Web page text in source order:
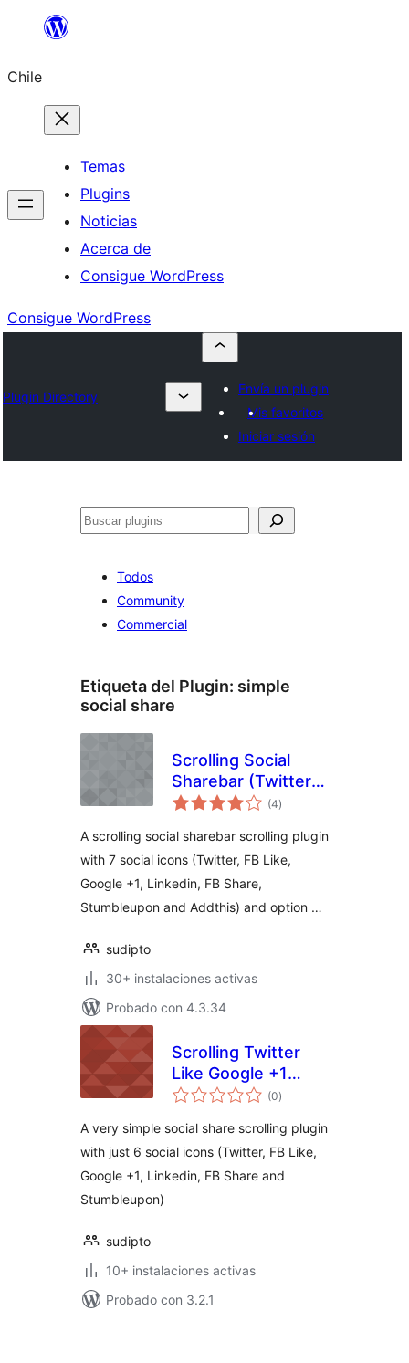
Saltar
contenido
Chile
Temas
Plugins
Noticias
Acerca de
Consigue WordPress
Consigue WordPress
Plugin Directory
Envía un plugin
Mis favoritos
Iniciar sesión
Buscar
Todos
Community
Commercial
Etiqueta del Plugin: simple
social share
Scrolling Social
Sharebar (Twitter
Like Google +1
Stumbleupon)
(4evaluación
total
)
A scrolling social sharebar scrolling plugin
with 7 social icons (Twitter, FB Like,
Google +1, Linkedin, FB Share,
Stumbleupon and Addthis) and option …
sudipto
30+ instalaciones activas
Probado con 4.3.34
Scrolling Twitter
Like Google +1
Linkedin and(0evaluación
total
)
A very simple social share scrolling plugin
with just 6 social icons (Twitter, FB Like,
Google +1, Linkedin, FB Share and
Stumbleupon)
sudipto
10+ instalaciones activas
Probado con 3.2.1